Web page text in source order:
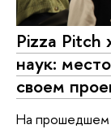
Pizza Pitch
наук:
своем
На прошедшем